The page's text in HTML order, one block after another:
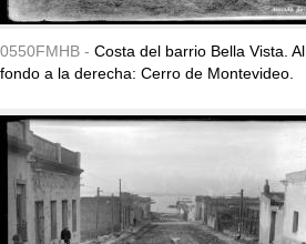
0550FMHB - Costa del barrio Bella Vista. Al
fondo a la derecha: Cerro de Montevideo.